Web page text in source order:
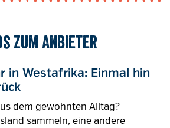
zum Anbieter
in Westafrika: Einmal hin
dem gewohnten Alltag?
sammeln, eine andere